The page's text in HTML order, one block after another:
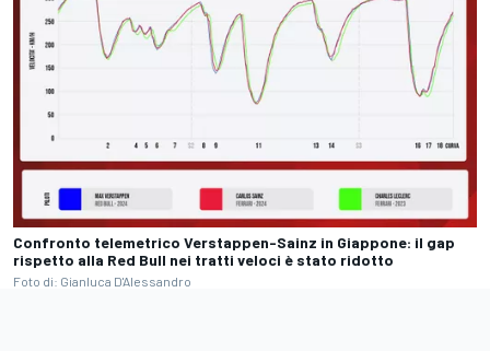
Confronto telemetrico Verstappen-Sainz in Giappone: il gap
rispetto alla Red Bull nei tratti veloci è stato ridotto
Foto di: Gianluca D'Alessandro